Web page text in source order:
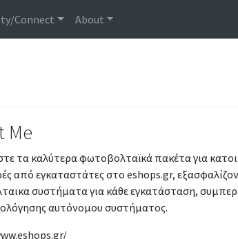
Connect About
Me
τα καλύτερα φωτοβολταϊκά πακέτα για
από εγκαταστάτες στο eshops.gr,
συστήματα για κάθε εγκατάσταση,
αυτόνομου συστήματος.